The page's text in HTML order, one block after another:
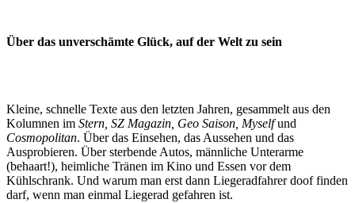
Über das unverschämte Glück, auf der Welt zu sein
Kleine, schnelle Texte aus den letzten Jahren, gesammelt aus den
Kolumnen im Stern, SZ Magazin, Geo Saison, Myselfund
Cosmopolitan. Über das Einsehen, das Aussehen und das
Ausprobieren. Über sterbende Autos, männliche Unterarme
(behaart!), heimliche Tränen im Kino und Essen vor dem
Kühlschrank. Und warum man erst dann Liegeradfahrer doof finden
darf, wenn man einmal Liegerad gefahren ist.